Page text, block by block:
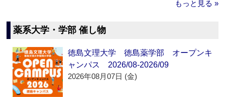
もっと見る »
薬系大学・学部 催し物
徳島文理大学 徳島薬学部 オープンキ
ャンパス 2026/08-2026/09
2026年08月07日 (金)